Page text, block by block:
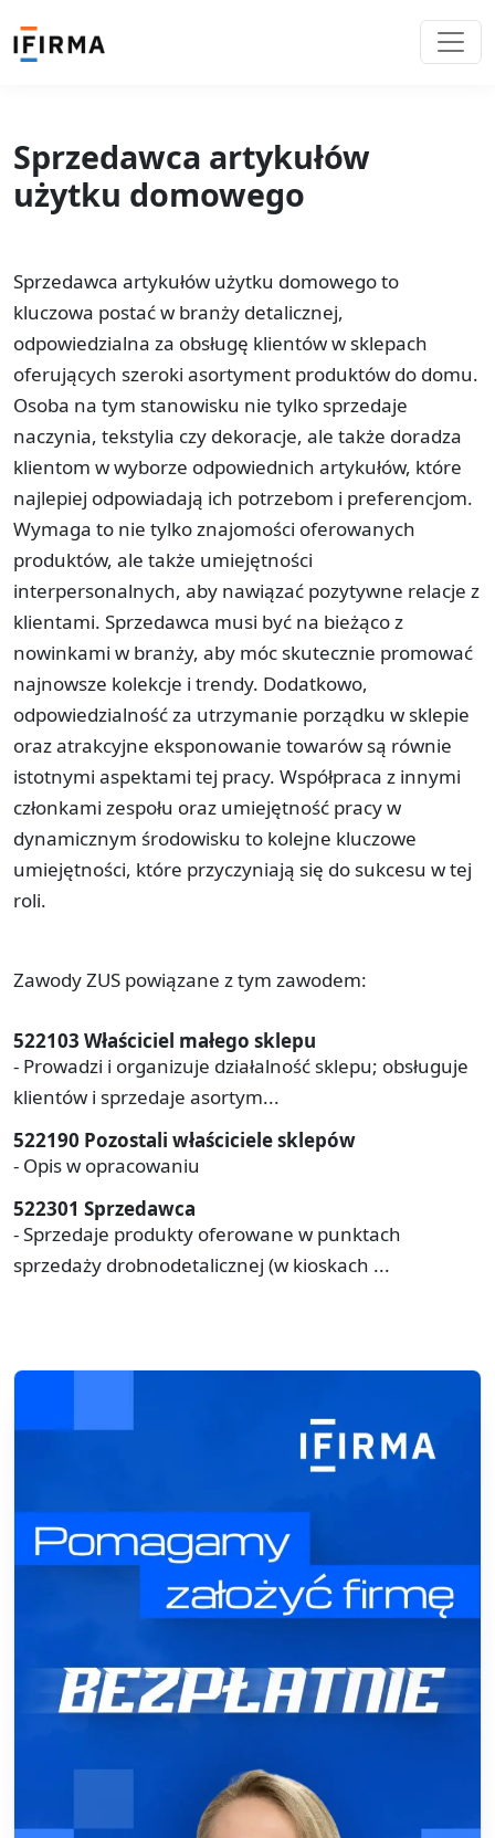
Sprzedawca artykułów
użytku domowego
Sprzedawca artykułów użytku domowego to
kluczowa postać w branży detalicznej,
odpowiedzialna za obsługę klientów w sklepach
oferujących szeroki asortyment produktów do domu.
Osoba na tym stanowisku nie tylko sprzedaje
naczynia, tekstylia czy dekoracje, ale także doradza
klientom w wyborze odpowiednich artykułów, które
najlepiej odpowiadają ich potrzebom i preferencjom.
Wymaga to nie tylko znajomości oferowanych
produktów, ale także umiejętności
interpersonalnych, aby nawiązać pozytywne relacje z
klientami. Sprzedawca musi być na bieżąco z
nowinkami w branży, aby móc skutecznie promować
najnowsze kolekcje i trendy. Dodatkowo,
odpowiedzialność za utrzymanie porządku w sklepie
oraz atrakcyjne eksponowanie towarów są równie
istotnymi aspektami tej pracy. Współpraca z innymi
członkami zespołu oraz umiejętność pracy w
dynamicznym środowisku to kolejne kluczowe
umiejętności, które przyczyniają się do sukcesu w tej
roli.
Zawody ZUS powiązane z tym zawodem:
522103 Właściciel małego sklepu
- Prowadzi i organizuje działalność sklepu; obsługuje
klientów i sprzedaje asortym...
522190 Pozostali właściciele sklepów
- Opis w opracowaniu
522301 Sprzedawca
- Sprzedaje produkty oferowane w punktach
sprzedaży drobnodetalicznej (w kioskach ...